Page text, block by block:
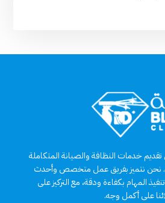
خدمات النظافة والصيانة المتكاملة
نحن نتميز بفريق عمل متخصص وأحدث
المهام بكفاءة ودقة، مع التركيز على
على أكمل وجه.